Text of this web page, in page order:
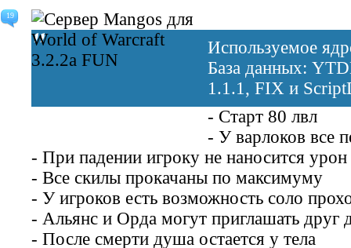
19
Используемое
База данных:
1.1.1, FIX и
- Старт 80 лвл
- У варлоков все
- При падении игроку не наносится урон
- Все скилы прокачаны по максимуму
- У игроков есть возможность соло
- Альянс и Орда могут приглашать друг
- После смерти душа остается у тела